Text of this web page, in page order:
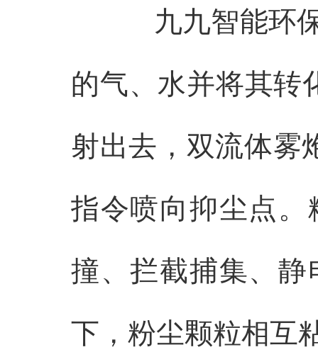
九九智能环
的气、水并将其转
射出去，双流体雾
指令喷向抑尘点
撞、拦截捕集、
下，粉尘颗粒相互